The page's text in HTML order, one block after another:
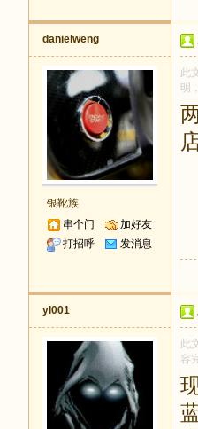
danielweng
银靴族
串个门
加好友
打招呼
发消息
此
明
yl001
此
容